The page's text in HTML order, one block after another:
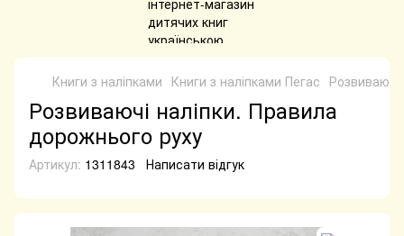
Книги з наліпками Книги з наліпками Пегас
Розвиваючі наліпки. Правила
дорожнього руху
Артикул: 1311843 Написати відгук